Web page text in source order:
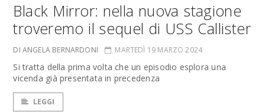
Black Mirror: nella nuova stagione
troveremo il sequel di USS Callister
DI ANGELA BERNARDONI MARTEDÌ 19 MARZO 2024
Si tratta della prima volta che un episodio esplora una
vicenda già presentata in precedenza
LEGGI